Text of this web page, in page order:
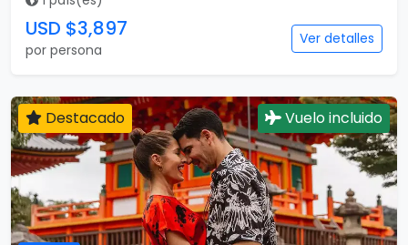
USD $3,897
por persona
Ver detalles
Destacado Vuelo incluido